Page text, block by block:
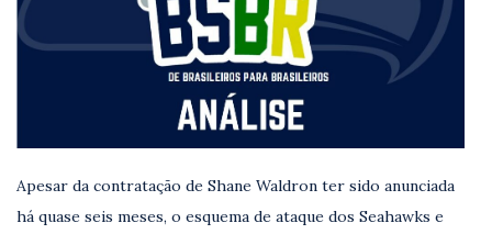
Apesar da contratação de Shane Waldron ter sido anunciada
há quase seis meses, o esquema de ataque dos Seahawks e